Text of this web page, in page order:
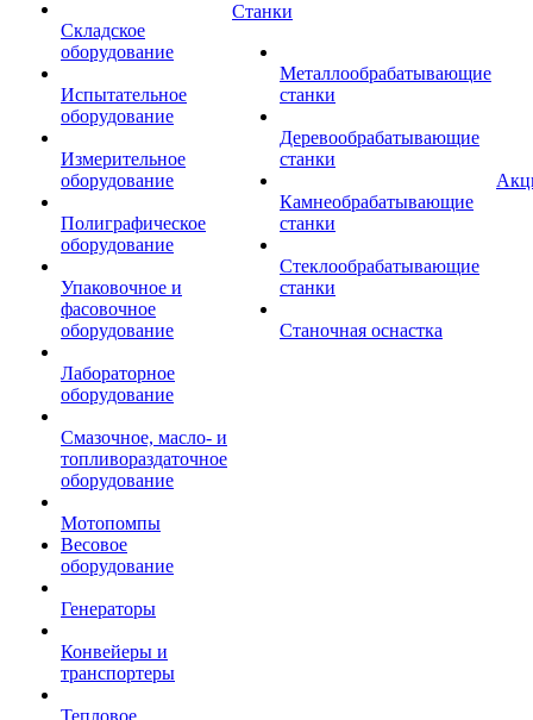
Складское
оборудование
Испытательное
оборудование
Измерительное
оборудование
Полиграфическое
оборудование
Упаковочное и
фасовочное
оборудование
Лабораторное
оборудование
Смазочное, масло- и
топливораздаточное
оборудование
Мотопомпы
Весовое
оборудование
Генераторы
Конвейеры и
транспортеры
Тепловое
Станки
Металлообрабатывающие
станки
Деревообрабатывающие
станки
Камнеобрабатывающие
станки
Стеклообрабатывающие
станки
Станочная оснастка